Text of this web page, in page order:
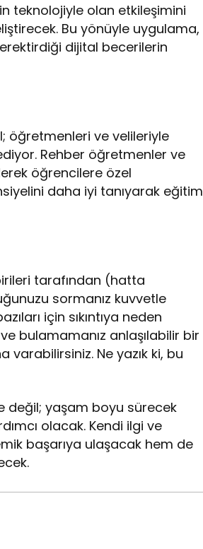
teknolojiyle olan etkileşimini
Bu yönüyle uygulama,
dijital becerilerin
öğretmenleri ve velileriyle
Rehber öğretmenler ve
öğrencilere özel
daha iyi tanıyarak eğitim
tarafından (hatta
sormanız kuvvetle
için sıkıntıya neden
bulamamanız anlaşılabilir bir
varabilirsiniz. Ne yazık ki, bu
değil; yaşam boyu sürecek
olacak. Kendi ilgi ve
başarıya ulaşacak hem de